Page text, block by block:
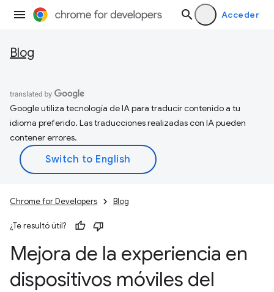
Acceder
Blog
Google utiliza tecnología de IA para traducir contenido a tu
idioma preferido. Las traducciones realizadas con IA pueden
contener errores.
Chrome for Developers Blog
¿Te resultó útil?
Mejora de la experiencia en
dispositivos móviles del